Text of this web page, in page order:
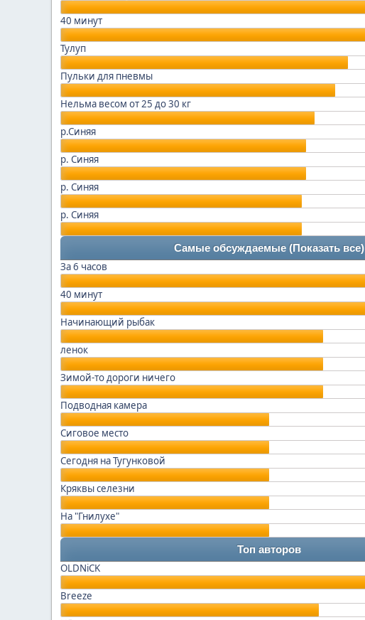
40 минут
Тулуп
Пульки для пневмы
Нельма весом от 25 до 30 кг
р.Синяя
р. Синяя
р. Синяя
р. Синяя
Самые обсуждаемые (Показать все)
За 6 часов
40 минут
Начинающий рыбак
ленок
Зимой-то дороги ничего
Подводная камера
Сиговое место
Сегодня на Тугунковой
Кряквы селезни
На "Гнилухе"
Топ авторов
OLDNiCK
Breeze